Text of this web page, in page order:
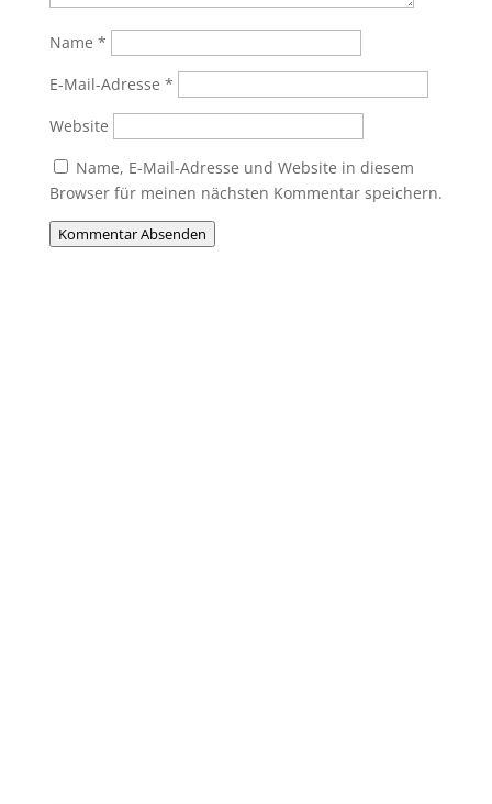
Name *
E-Mail-Adresse *
Website
Name, E-Mail-Adresse und Website in diesem
Browser für meinen nächsten Kommentar speichern.
Kommentar Absenden